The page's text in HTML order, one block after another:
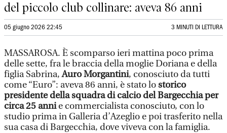
del piccolo club collinare: aveva 86 anni
05 giugno 2026 22:45 3 MINUTI DI LETTURA
MASSAROSA. È scomparso ieri mattina poco prima
delle sette, fra le braccia della moglie Doriana e della
figlia Sabrina,Auro Morgantini, conosciuto da tutti
come “Euro”: aveva 86 anni, è stato lostorico
presidente della squadra di calcio del Bargecchia per
circa 25 annie commercialista conosciuto, con lo
studio prima in Galleria d’Azeglio e poi trasferito nella
sua casa di Bargecchia, dove viveva con la famiglia.